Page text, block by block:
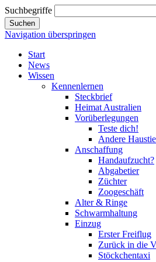
Suchbegriffe
Suchen
Navigation überspringen
Start
News
Wissen
Kennenlernen
Steckbrief
Heimat Australien
Vorüberlegungen
Teste dich!
Andere
Anschaffung
Handaufzucht?
Abgabetier
Züchter
Zoogeschäft
Alter & Ringe
Schwarmhaltung
Einzug
Erster Freiflug
Zurück in die
Stöckchentaxi